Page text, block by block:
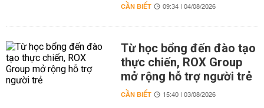
CẦN BIẾT 09:34 | 04/08/2026
Từ học bổng đến đào tạo
thực chiến, ROX Group
mở rộng hỗ trợ người trẻ
CẦN BIẾT 15:40 | 03/08/2026